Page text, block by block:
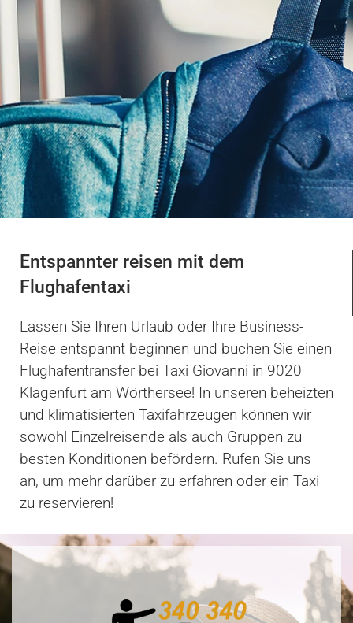
Entspannter reisen mit dem
Flughafentaxi
Lassen Sie Ihren Urlaub oder Ihre Business-
Reise entspannt beginnen und buchen Sie einen
Flughafentransfer bei Taxi Giovanni in 9020
Klagenfurt am Wörthersee! In unseren beheizten
und klimatisierten Taxifahrzeugen können wir
sowohl Einzelreisende als auch Gruppen zu
besten Konditionen befördern. Rufen Sie uns
an, um mehr darüber zu erfahren oder ein Taxi
zu reservieren!